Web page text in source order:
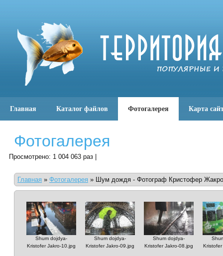
Главная Каталог файлов Фотогалерея Карта
Фотогалерея
Просмотрено: 1 004 063 раз |
Главная » Фотогалерея » Шум дождя - Фотограф Кристофер Жакро
Shum dojdya-
Kristofer Jakro-10.jpg
Shum dojdya-
Kristofer Jakro-09.jpg
Shum dojdya-
Kristofer Jakro-08.jpg